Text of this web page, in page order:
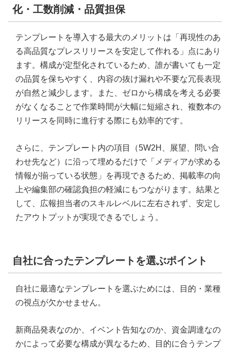
化・工数削減・品質担保
テンプレートを導入する最大のメリットは「再現性のあ
る高品質なプレスリリースを安定して作れる」点にあり
ます。構成が定型化されているため、誰が書いても一定
の品質を保ちやすく、内容の抜け漏れや不要な冗長表現
が自然と減少します。また、ゼロから構成を考える必要
がなくなることで作業時間が大幅に短縮され、複数本の
リリースを同時に進行する際にも効率的です。
さらに、テンプレート内の項目（5W2H、展望、問い合
わせ先など）に沿って埋めるだけで「メディアが求める
情報が揃っている状態」を再現できるため、掲載率の向
上や編集部の確認負担の軽減にもつながります。結果と
して、広報担当者のスキルレベルに左右されず、安定し
たアウトプットが実現できるでしょう。
自社に合ったテンプレートを選ぶポイント
自社に最適なテンプレートを選ぶためには、目的・業種
の視点が欠かせません。
新商品発表なのか、イベント告知なのか、資金調達なの
かによって必要な構成が異なるため、目的に合うテンプ